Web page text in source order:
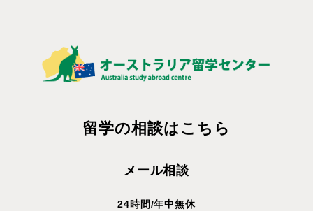
留学の相談はこちら
メール相談
24時間/年中無休